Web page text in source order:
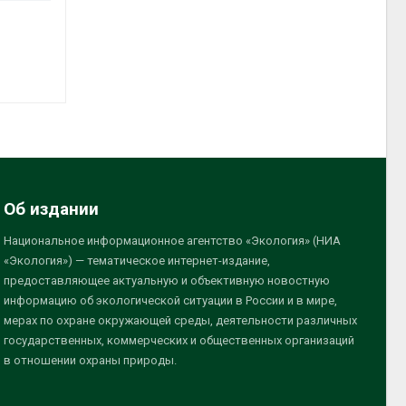
Об издании
Национальное информационное агентство «Экология» (НИА
«Экология») — тематическое интернет-издание,
предоставляющее актуальную и объективную новостную
информацию об экологической ситуации в России и в мире,
мерах по охране окружающей среды, деятельности различных
государственных, коммерческих и общественных организаций
в отношении охраны природы.